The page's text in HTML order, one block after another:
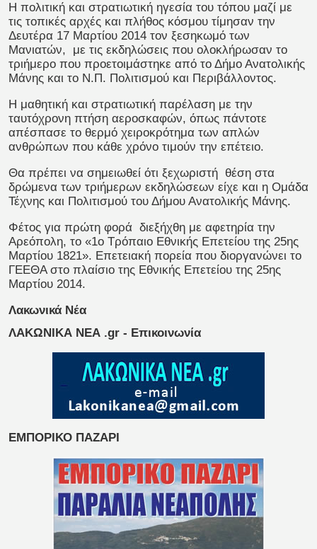
Η πολιτική και στρατιωτική ηγεσία του τόπου μαζί με
τις τοπικές αρχές και πλήθος κόσμου τίμησαν την
Δευτέρα 17 Μαρτίου 2014 τον ξεσηκωμό των
Μανιατών, με τις εκδηλώσεις που ολοκλήρωσαν το
τριήμερο που προετοιμάστηκε από το Δήμο Ανατολικής
Μάνης και το Ν.Π. Πολιτισμού και Περιβάλλοντος.
Η μαθητική και στρατιωτική παρέλαση με την
ταυτόχρονη πτήση αεροσκαφών, όπως πάντοτε
απέσπασε το θερμό χειροκρότημα των απλών
ανθρώπων που κάθε χρόνο τιμούν την επέτειο.
Θα πρέπει να σημειωθεί ότι ξεχωριστή θέση στα
δρώμενα των τριήμερων εκδηλώσεων είχε και η Ομάδα
Τέχνης και Πολιτισμού του Δήμου Ανατολικής Μάνης.
Φέτος για πρώτη φορά διεξήχθη με αφετηρία την
Αρεόπολη, το «1ο Τρόπαιο Εθνικής Επετείου της 25ης
Μαρτίου 1821». Επετειακή πορεία που διοργανώνει το
ΓΕΕΘΑ στο πλαίσιο της Εθνικής Επετείου της 25ης
Μαρτίου 2014.
Λακωνικά Νέα
ΛΑΚΩΝΙΚΑ ΝΕΑ .gr - Επικοινωνία
ΕΜΠΟΡΙΚΟ ΠΑΖΑΡΙ